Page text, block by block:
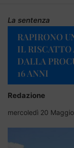
La sentenza
RAPIRONO
IL RISCATTO
DALLA
16 ANNI
Redazione
mercoledì 20